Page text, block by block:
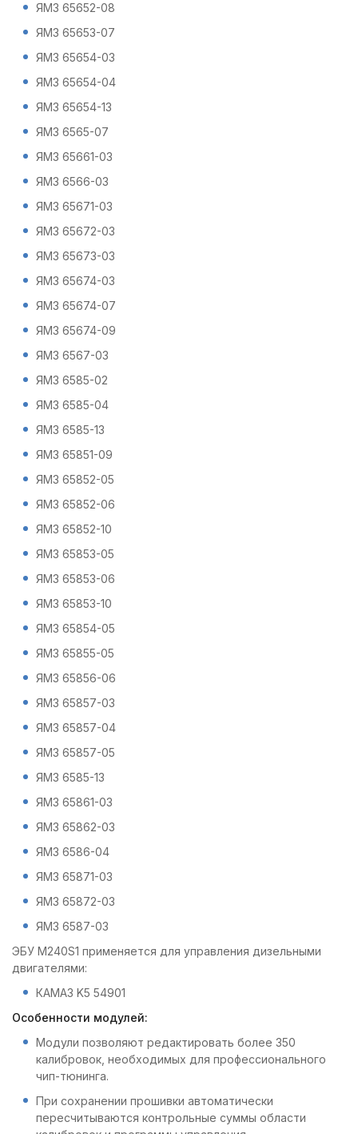
ЯМЗ 65652-08
ЯМЗ 65653-07
ЯМЗ 65654-03
ЯМЗ 65654-04
ЯМЗ 65654-13
ЯМЗ 6565-07
ЯМЗ 65661-03
ЯМЗ 6566-03
ЯМЗ 65671-03
ЯМЗ 65672-03
ЯМЗ 65673-03
ЯМЗ 65674-03
ЯМЗ 65674-07
ЯМЗ 65674-09
ЯМЗ 6567-03
ЯМЗ 6585-02
ЯМЗ 6585-04
ЯМЗ 6585-13
ЯМЗ 65851-09
ЯМЗ 65852-05
ЯМЗ 65852-06
ЯМЗ 65852-10
ЯМЗ 65853-05
ЯМЗ 65853-06
ЯМЗ 65853-10
ЯМЗ 65854-05
ЯМЗ 65855-05
ЯМЗ 65856-06
ЯМЗ 65857-03
ЯМЗ 65857-04
ЯМЗ 65857-05
ЯМЗ 6585-13
ЯМЗ 65861-03
ЯМЗ 65862-03
ЯМЗ 6586-04
ЯМЗ 65871-03
ЯМЗ 65872-03
ЯМЗ 6587-03
ЭБУ M240S1 применяется для управления дизельными
двигателями:
КАМАЗ K5 54901
Особенности модулей:
Модули позволяют редактировать более 350
калибровок, необходимых для профессионального
чип-тюнинга.
При сохранении прошивки автоматически
пересчитываются контрольные суммы области